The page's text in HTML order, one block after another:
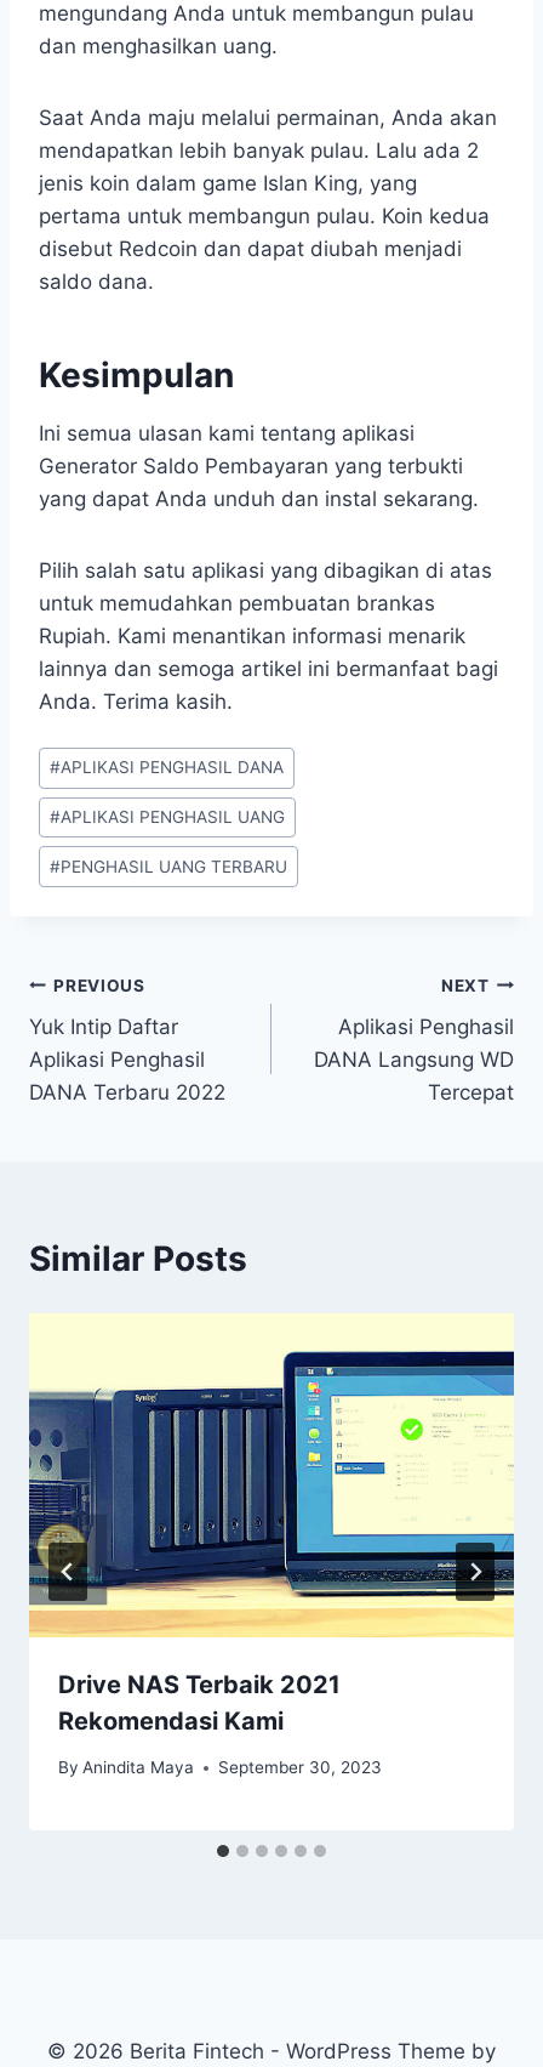
mengundang Anda untuk membangun pulau
dan menghasilkan uang.
Saat Anda maju melalui permainan, Anda akan
mendapatkan lebih banyak pulau. Lalu ada 2
jenis koin dalam game Islan King, yang
pertama untuk membangun pulau. Koin kedua
disebut Redcoin dan dapat diubah menjadi
saldo dana.
Kesimpulan
Ini semua ulasan kami tentang aplikasi
Generator Saldo Pembayaran yang terbukti
yang dapat Anda unduh dan instal sekarang.
Pilih salah satu aplikasi yang dibagikan di atas
untuk memudahkan pembuatan brankas
Rupiah. Kami menantikan informasi menarik
lainnya dan semoga artikel ini bermanfaat bagi
Anda. Terima kasih.
Post
Tags:
#APLIKASI PENGHASIL DANA
#APLIKASI PENGHASIL UANG
#PENGHASIL UANG TERBARU
Post
navigation
PREVIOUS
Yuk Intip Daftar
Aplikasi Penghasil
DANA Terbaru 2022
NEXT
Aplikasi Penghasil
DANA Langsung WD
Tercepat
Similar Posts
Drive NAS Terbaik 2021
Rekomendasi Kami
By Anindita Maya September 30, 2023
© 2026 Berita Fintech - WordPress Theme by